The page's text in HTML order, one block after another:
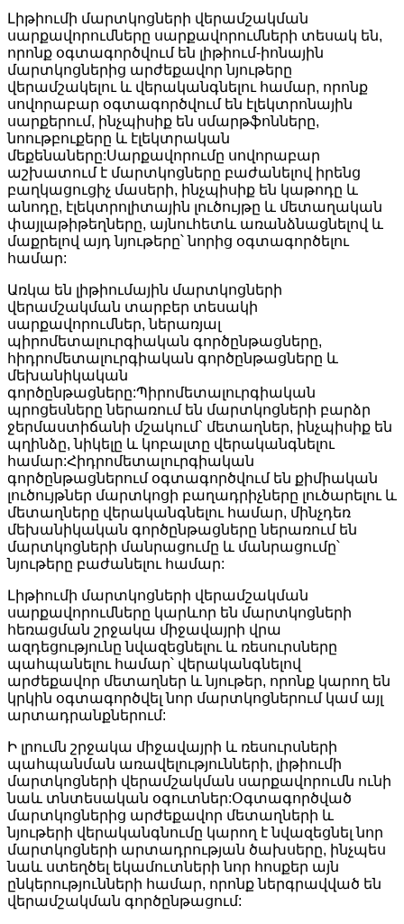
Լիթիումի մարտկոցների վերամշակման
սարքավորումները սարքավորումների տեսակ են,
որոնք օգտագործվում են լիթիում-իոնային
մարտկոցներից արժեքավոր նյութերը
վերամշակելու և վերականգնելու համար, որոնք
սովորաբար օգտագործվում են էլեկտրոնային
սարքերում, ինչպիսիք են սմարթֆոնները,
նոութբուքերը և էլեկտրական
մեքենաները:Սարքավորումը սովորաբար
աշխատում է մարտկոցները բաժանելով իրենց
բաղկացուցիչ մասերի, ինչպիսիք են կաթոդը և
անոդը, էլեկտրոլիտային լուծույթը և մետաղական
փայլաթիթեղները, այնուհետև առանձնացնելով և
մաքրելով այդ նյութերը՝ նորից օգտագործելու
համար:
Առկա են լիթիումային մարտկոցների
վերամշակման տարբեր տեսակի
սարքավորումներ, ներառյալ
պիրոմետալուրգիական գործընթացները,
հիդրոմետալուրգիական գործընթացները և
մեխանիկական
գործընթացները:Պիրոմետալուրգիական
պրոցեսները ներառում են մարտկոցների բարձր
ջերմաստիճանի մշակում` մետաղներ, ինչպիսիք են
պղինձը, նիկելը և կոբալտը վերականգնելու
համար:Հիդրոմետալուրգիական
գործընթացներում օգտագործվում են քիմիական
լուծույթներ մարտկոցի բաղադրիչները լուծարելու և
մետաղները վերականգնելու համար, մինչդեռ
մեխանիկական գործընթացները ներառում են
մարտկոցների մանրացումը և մանրացումը՝
նյութերը բաժանելու համար:
Լիթիումի մարտկոցների վերամշակման
սարքավորումները կարևոր են մարտկոցների
հեռացման շրջակա միջավայրի վրա
ազդեցությունը նվազեցնելու և ռեսուրսները
պահպանելու համար՝ վերականգնելով
արժեքավոր մետաղներ և նյութեր, որոնք կարող են
կրկին օգտագործվել նոր մարտկոցներում կամ այլ
արտադրանքներում:
Ի լրումն շրջակա միջավայրի և ռեսուրսների
պահպանման առավելությունների, լիթիումի
մարտկոցների վերամշակման սարքավորումն ունի
նաև տնտեսական օգուտներ:Օգտագործված
մարտկոցներից արժեքավոր մետաղների և
նյութերի վերականգնումը կարող է նվազեցնել նոր
մարտկոցների արտադրության ծախսերը, ինչպես
նաև ստեղծել եկամուտների նոր հոսքեր այն
ընկերությունների համար, որոնք ներգրավված են
վերամշակման գործընթացում: